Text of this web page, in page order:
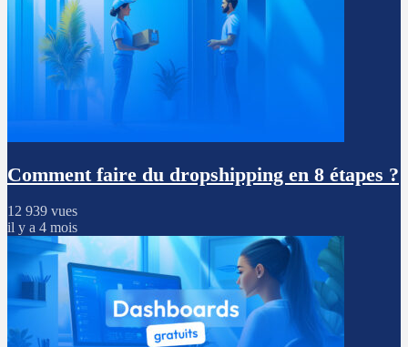
Comment faire du dropshipping en 8 étapes ?
12 939 vues
il y a 4 mois